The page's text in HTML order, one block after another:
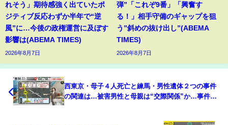
れそう」期待感強く出ていたポ
ジティブ反応わずか半年で“逆
風”に…今後の政権運営に及ぼす
影響は(ABEMA TIMES)
2026年8月7日
弾”「これぞ9番」「興奮す
る！」相手守備のギャップを狙
う”斜めの抜け出し”(ABEMA
TIMES)
2026年8月7日
西東京・母子４人死亡と練馬・男性遺体２つの事件
の関連は…被害男性と母親は“交際関係”か…事件直